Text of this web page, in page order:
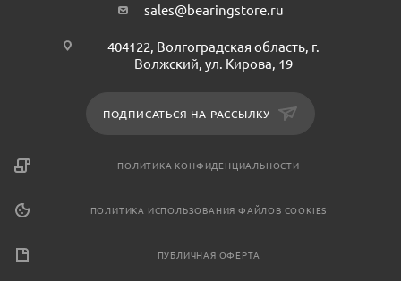
sales@bearingstore.ru
404122, Волгоградская область, г.
Волжский, ул. Кирова, 19
ПОДПИСАТЬСЯ НА РАССЫЛКУ
ПОЛИТИКА КОНФИДЕНЦИАЛЬНОСТИ
ПОЛИТИКА ИСПОЛЬЗОВАНИЯ ФАЙЛОВ COOKIES
ПУБЛИЧНАЯ ОФЕРТА